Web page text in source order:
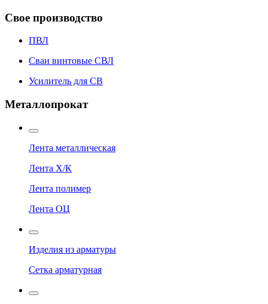
Свое производство
ПВЛ
Сваи винтовые СВЛ
Усилитель для СВ
Металлопрокат
Лента металлическая
Лента Х/К
Лента полимер
Лента ОЦ
Изделия из арматуры
Сетка арматурная